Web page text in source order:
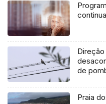
de
Praia